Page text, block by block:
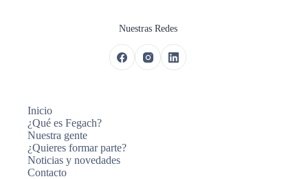
Nuestras Redes
Inicio
¿Qué es Fegach?
Nuestra gente
¿Quieres formar parte?
Noticias y novedades
Contacto